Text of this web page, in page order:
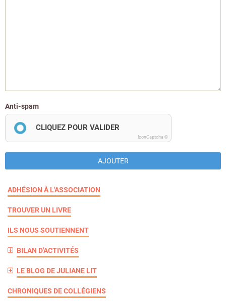
Anti-spam
CLIQUEZ POUR VALIDER
IconCaptcha ©
AJOUTER
ADHÉSION À L'ASSOCIATION
TROUVER UN LIVRE
ILS NOUS SOUTIENNENT
BILAN D'ACTIVITÉS
LE BLOG DE JULIANE LIT
CHRONIQUES DE COLLÉGIENS